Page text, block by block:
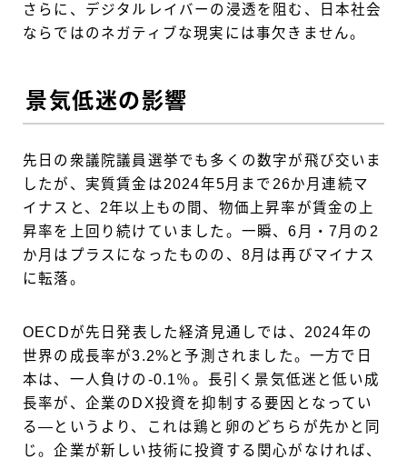
さらに、デジタルレイバーの浸透を阻む、日本社会
ならではのネガティブな現実には事欠きません。
景気低迷の影響
先日の衆議院議員選挙でも多くの数字が飛び交いま
したが、実質賃金は2024年5月まで26か月連続マ
イナスと、2年以上もの間、物価上昇率が賃金の上
昇率を上回り続けていました。一瞬、6月・7月の2
か月はプラスになったものの、8月は再びマイナス
に転落。
OECDが先日発表した経済見通しでは、2024年の
世界の成長率が3.2%と予測されました。一方で日
本は、一人負けの-0.1％。長引く景気低迷と低い成
長率が、企業のDX投資を抑制する要因となってい
る―というより、これは鶏と卵のどちらが先かと同
じ。企業が新しい技術に投資する関心がなければ、